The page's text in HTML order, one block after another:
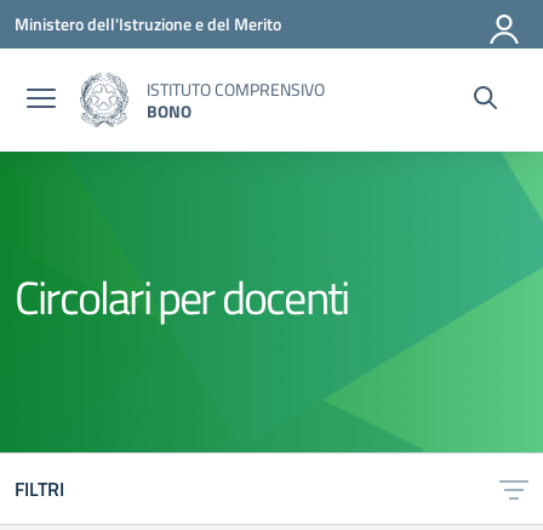
Vai ai contenuti
Vai al menu di navigazione
Vai al footer
Ministero dell'Istruzione e del Merito
ISTITUTO COMPRENSIVO
BONO
Circolari per docenti
FILTRI